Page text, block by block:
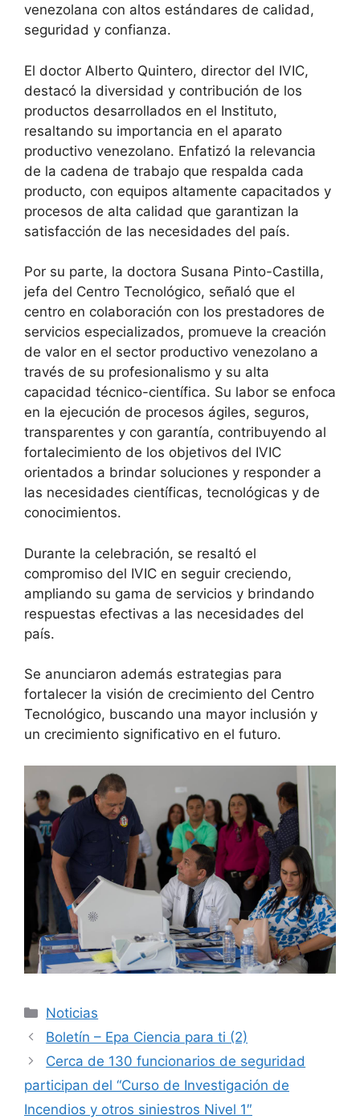
venezolana con altos estándares de calidad,
seguridad y confianza.
El doctor Alberto Quintero, director del IVIC,
destacó la diversidad y contribución de los
productos desarrollados en el Instituto,
resaltando su importancia en el aparato
productivo venezolano. Enfatizó la relevancia
de la cadena de trabajo que respalda cada
producto, con equipos altamente capacitados y
procesos de alta calidad que garantizan la
satisfacción de las necesidades del país.
Por su parte, la doctora Susana Pinto-Castilla,
jefa del Centro Tecnológico, señaló que el
centro en colaboración con los prestadores de
servicios especializados, promueve la creación
de valor en el sector productivo venezolano a
través de su profesionalismo y su alta
capacidad técnico-científica. Su labor se enfoca
en la ejecución de procesos ágiles, seguros,
transparentes y con garantía, contribuyendo al
fortalecimiento de los objetivos del IVIC
orientados a brindar soluciones y responder a
las necesidades científicas, tecnológicas y de
conocimientos.
Durante la celebración, se resaltó el
compromiso del IVIC en seguir creciendo,
ampliando su gama de servicios y brindando
respuestas efectivas a las necesidades del
país.
Se anunciaron además estrategias para
fortalecer la visión de crecimiento del Centro
Tecnológico, buscando una mayor inclusión y
un crecimiento significativo en el futuro.
Noticias
Boletín – Epa Ciencia para ti (2)
Cerca de 130 funcionarios de seguridad
participan del “Curso de Investigación de
Incendios y otros siniestros Nivel 1″